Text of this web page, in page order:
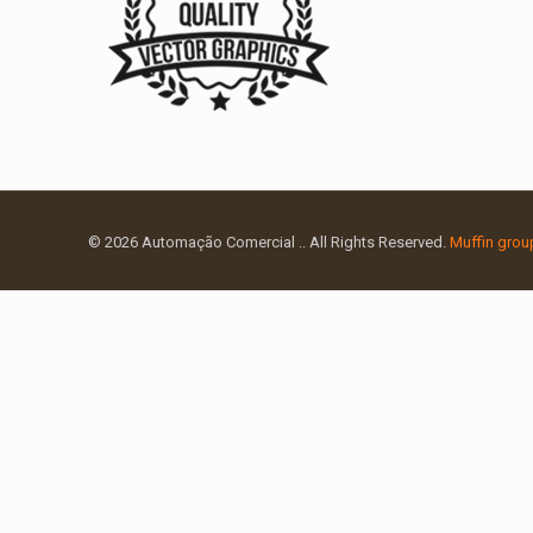
© 2026 Automação Comercial .. All Rights Reserved.Muffin